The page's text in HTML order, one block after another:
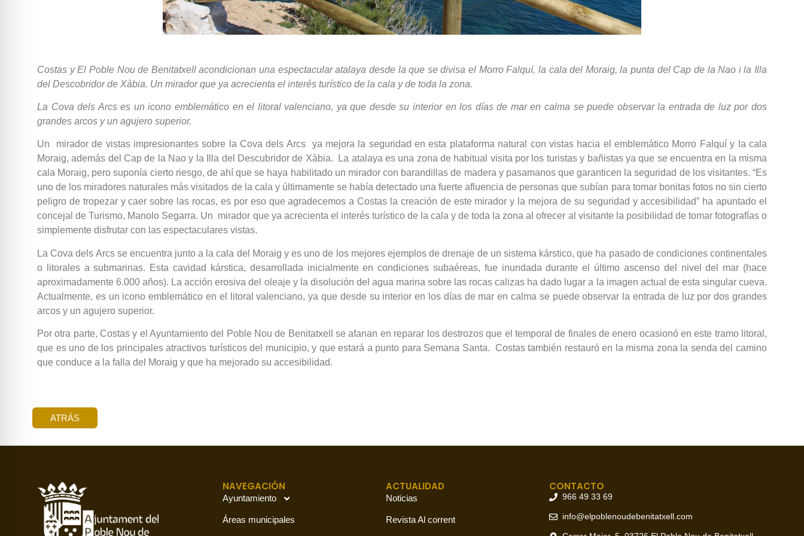
Costas y El Poble Nou de Benitatxell acondicionan una espectacular atalaya desde la que se divisa el Morro Falquí, la cala del Moraig, la punta del Cap de la Nao i la Illa
del Descobridor de Xàbia. Un mirador que ya acrecienta el interés turístico de la cala y de toda la zona.
La Cova dels Arcs es un icono emblemático en el litoral valenciano, ya que desde su interior en los días de mar en calma se puede observar la entrada de luz por dos
grandes arcos y un agujero superior.
Un mirador de vistas impresionantes sobre la Cova dels Arcs ya mejora la seguridad en esta plataforma natural con vistas hacia el emblemático Morro Falquí y la cala
Moraig, además del Cap de la Nao y la Illa del Descubridor de Xàbia. La atalaya es una zona de habitual visita por los turistas y bañistas ya que se encuentra en la misma
cala Moraig, pero suponía cierto riesgo, de ahí que se haya habilitado un mirador con barandillas de madera y pasamanos que garanticen la seguridad de los visitantes. “Es
uno de los miradores naturales más visitados de la cala y últimamente se había detectado una fuerte afluencia de personas que subían para tomar bonitas fotos no sin cierto
peligro de tropezar y caer sobre las rocas, es por eso que agradecemos a Costas la creación de este mirador y la mejora de su seguridad y accesibilidad” ha apuntado el
concejal de Turismo, Manolo Segarra. Un mirador que ya acrecienta el interés turístico de la cala y de toda la zona al ofrecer al visitante la posibilidad de tomar fotografías o
simplemente disfrutar con las espectaculares vistas.
La Cova dels Arcs se encuentra junto a la cala del Moraig y es uno de los mejores ejemplos de drenaje de un sistema kárstico, que ha pasado de condiciones continentales
o litorales a submarinas. Esta cavidad kárstica, desarrollada inicialmente en condiciones subaéreas, fue inundada durante el último ascenso del nivel del mar (hace
aproximadamente 6.000 años). La acción erosiva del oleaje y la disolución del agua marina sobre las rocas calizas ha dado lugar a la imagen actual de esta singular cueva.
Actualmente, es un icono emblemático en el litoral valenciano, ya que desde su interior en los días de mar en calma se puede observar la entrada de luz por dos grandes
arcos y un agujero superior.
Por otra parte, Costas y el Ayuntamiento del Poble Nou de Benitatxell se afanan en reparar los destrozos que el temporal de finales de enero ocasionó en este tramo litoral,
que es uno de los principales atractivos turísticos del municipio, y que estará a punto para Semana Santa. Costas también restauró en la misma zona la senda del camino
que conduce a la falla del Moraig y que ha mejorado su accesibilidad.
ATRÁS
NAVEGACIÓN
Ayuntamiento
Áreas municipales
ACTUALIDAD
Noticias
Revista Al corrent
CONTACTO
966 49 33 69
info@elpoblenoudebenitatxell.com